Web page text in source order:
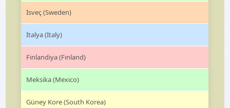
İsveç (Sweden)
İtalya (Italy)
Finlandiya (Finland)
Meksika (Mexico)
Güney Kore (South Korea)